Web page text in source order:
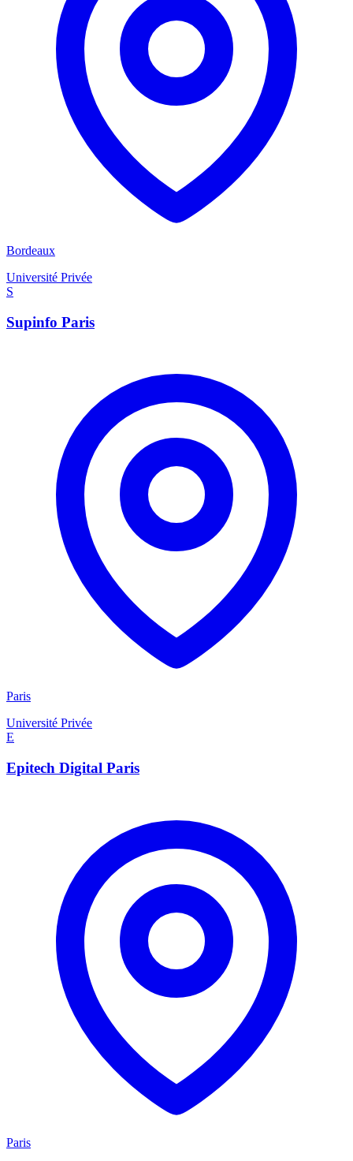
Bordeaux
Université Privée
S
Supinfo Paris
Paris
Université Privée
E
Epitech Digital Paris
Paris